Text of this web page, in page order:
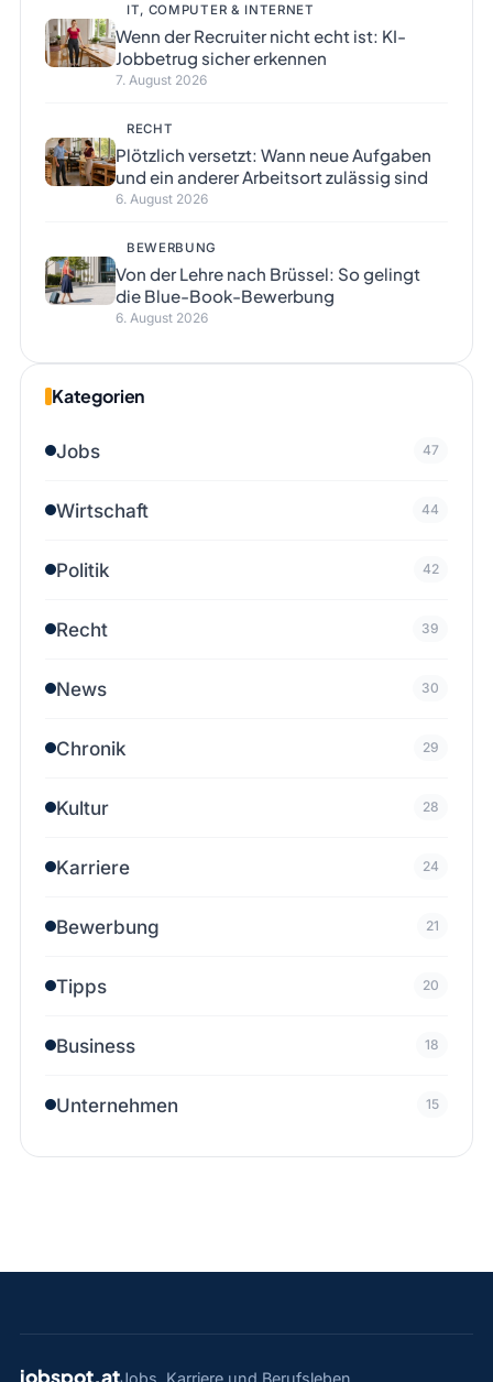
IT, COMPUTER & INTERNET
Wenn der Recruiter nicht echt ist: KI-
Jobbetrug sicher erkennen
7. August 2026
RECHT
Plötzlich versetzt: Wann neue Aufgaben
und ein anderer Arbeitsort zulässig sind
6. August 2026
BEWERBUNG
Von der Lehre nach Brüssel: So gelingt
die Blue-Book-Bewerbung
6. August 2026
Kategorien
Jobs 47
Wirtschaft 44
Politik 42
Recht 39
News 30
Chronik 29
Kultur 28
Karriere 24
Bewerbung 21
Tipps 20
Business 18
Unternehmen 15
jobspot.atJobs, Karriere und Berufsleben